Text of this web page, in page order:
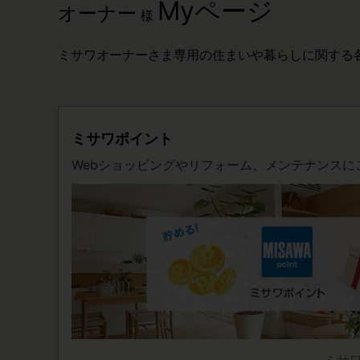
オーナー 様 Myページ
ミサワオーナーさま専用の住まいや暮らしに関す
ミサワポイント
Webショッピングやリフォーム、メンテナンス